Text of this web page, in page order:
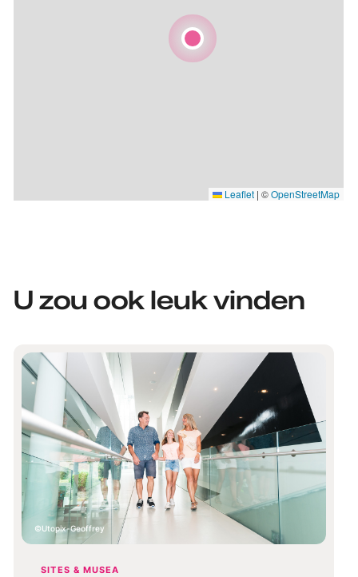
Leaflet | ©OpenStreetMap
U zou ook leuk vinden
Utopix-Geoffrey
SITES & MUSEA